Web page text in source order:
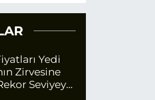
Yedi
Zirvesine
Seviyeye